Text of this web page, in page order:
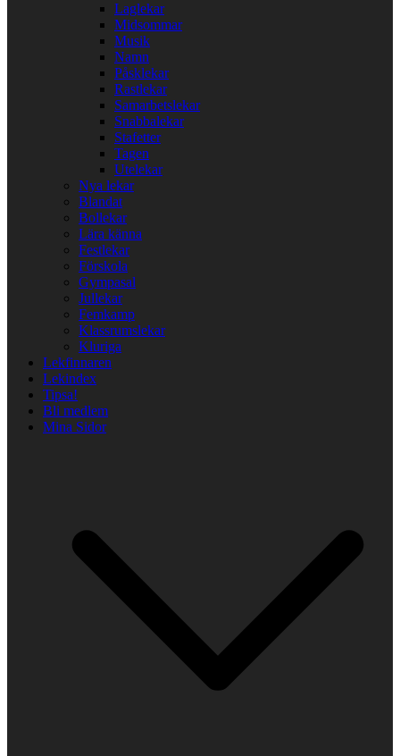
Laglekar
Midsommar
Musik
Namn
Påsklekar
Rastlekar
Samarbetslekar
Snabbalekar
Stafetter
Tagen
Utelekar
Nya lekar
Blandat
Bollekar
Lära känna
Festlekar
Förskola
Gympasal
Jullekar
Femkamp
Klassrumslekar
Kluriga
Lekfinnaren
Lekindex
Tipsa!
Bli medlem
Mina Sidor